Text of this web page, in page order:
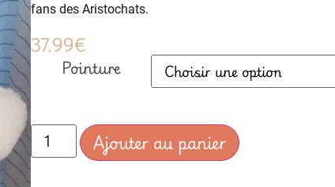
fans des Aristochats.
37.99€
Pointure
Ajouter au panier